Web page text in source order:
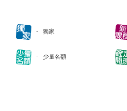
獨家
少量名額